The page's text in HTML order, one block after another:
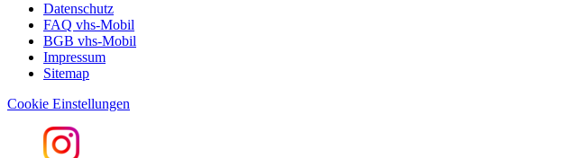
Datenschutz
FAQ vhs-Mobil
BGB vhs-Mobil
Impressum
Sitemap
Cookie Einstellungen